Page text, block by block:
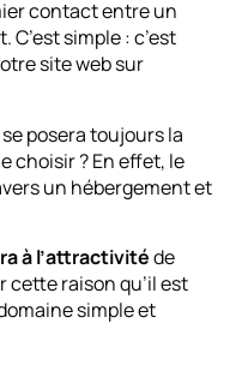
contact entre un
simple : c’est
site web sur
se posera toujours la
choisir ? En effet, le
un hébergement et
à l’attractivitéde
cette raison qu’il est
simple et